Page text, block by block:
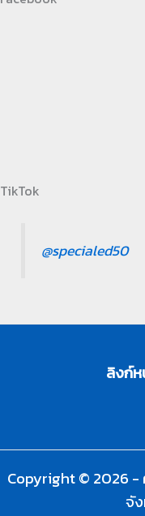
TikTok
@specialed50
ลิงก์ห
Copyright © 2026 -
จั